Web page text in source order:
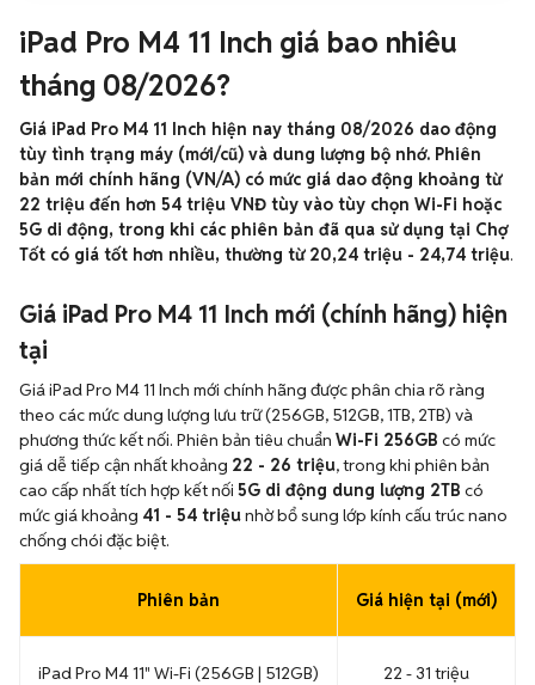
iPad Pro M4 11 Inch giá bao nhiêu
tháng 08/2026?
Giá iPad Pro M4 11 Inch hiện nay tháng 08/2026 dao động
tùy tình trạng máy (mới/cũ) và dung lượng bộ nhớ. Phiên
bản mới chính hãng (VN/A) có mức giá dao động khoảng từ
22 triệu đến hơn 54 triệu VNĐ tùy vào tùy chọn Wi-Fi hoặc
5G di động, trong khi các phiên bản đã qua sử dụng tại Chợ
Tốt có giá tốt hơn nhiều, thường từ 20,24 triệu - 24,74 triệu.
Giá iPad Pro M4 11 Inch mới (chính hãng) hiện
tại
Giá iPad Pro M4 11 Inch mới chính hãng được phân chia rõ ràng
theo các mức dung lượng lưu trữ (256GB, 512GB, 1TB, 2TB) và
phương thức kết nối. Phiên bản tiêu chuẩn Wi-Fi 256GB có mức
giá dễ tiếp cận nhất khoảng 22 - 26 triệu, trong khi phiên bản
cao cấp nhất tích hợp kết nối 5G di động dung lượng 2TB có
mức giá khoảng 41 - 54 triệunhờ bổ sung lớp kính cấu trúc nano
chống chói đặc biệt.
Phiên bản Giá hiện tại (mới)
iPad Pro M4 11" Wi-Fi (256GB | 512GB) 22 - 31 triệu